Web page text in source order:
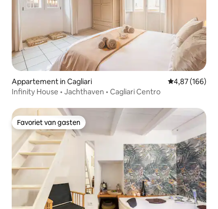
Appartement in Cagliari Gemiddelde
4,87 (166)
Infinity House • Jachthaven • Cagliari Centro
Favoriet van gasten
Favoriet van gasten